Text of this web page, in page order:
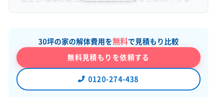
30坪の家の解体費用を無料で見積もり比較
無料見積もりを依頼する
0120-274-438